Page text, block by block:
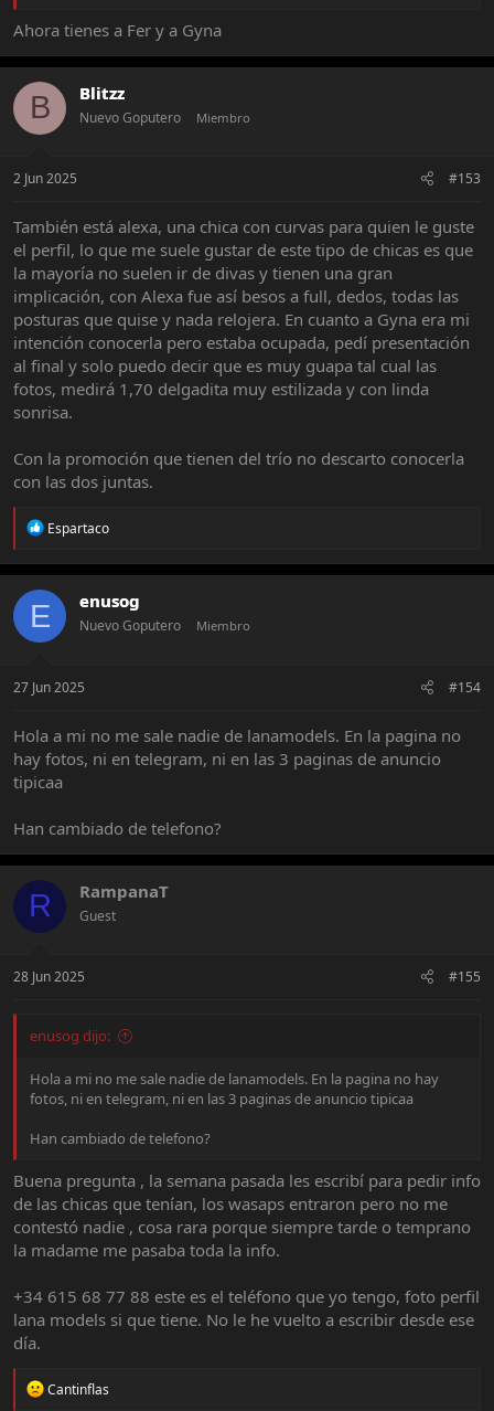
Ahora tienes a Fer y a Gyna
B Blitzz
Nuevo Goputero Miembro
2 Jun 2025 #153
También está alexa, una chica con curvas para quien le guste
el perfil, lo que me suele gustar de este tipo de chicas es que
la mayoría no suelen ir de divas y tienen una gran
implicación, con Alexa fue así besos a full, dedos, todas las
posturas que quise y nada relojera. En cuanto a Gyna era mi
intención conocerla pero estaba ocupada, pedí presentación
al final y solo puedo decir que es muy guapa tal cual las
fotos, medirá 1,70 delgadita muy estilizada y con linda
sonrisa.
Con la promoción que tienen del trío no descarto conocerla
con las dos juntas.
R
a
c
t
i
o
:
Espartaco
E enusog
Nuevo Goputero Miembro
27 Jun 2025 #154
Hola a mi no me sale nadie de lanamodels. En la pagina no
hay fotos, ni en telegram, ni en las 3 paginas de anuncio
tipicaa
Han cambiado de telefono?
R RampanaT
Guest
28 Jun 2025 #155
enusog dijo:
Hola a mi no me sale nadie de lanamodels. En la pagina no hay
fotos, ni en telegram, ni en las 3 paginas de anuncio tipicaa
Han cambiado de telefono?
Buena pregunta , la semana pasada les escribí para pedir info
de las chicas que tenían, los wasaps entraron pero no me
contestó nadie , cosa rara porque siempre tarde o temprano
la madame me pasaba toda la info.
+34 615 68 77 88 este es el teléfono que yo tengo, foto perfil
lana models si que tiene. No le he vuelto a escribir desde ese
día.
R
Cantinflas